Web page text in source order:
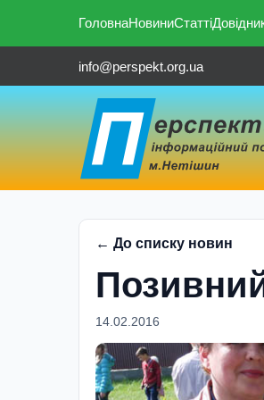
ГоловнаНовиниСтатті
info@perspekt.org.ua
← До списку новин
14.02.2016